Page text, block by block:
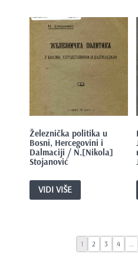
Železnička politika u
Bosni, Hercegovini i
Dalmaciji / N.[Nikola]
Stojanović
VIDI VIŠE
1 2 3 4 …